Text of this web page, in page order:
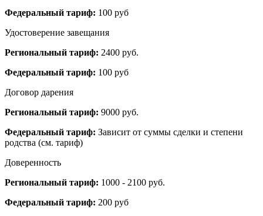
Федеральный тариф: 100 руб
Удостоверение завещания
Региональный тариф: 2400 руб.
Федеральный тариф: 100 руб
Договор дарения
Региональный тариф: 9000 руб.
Федеральный тариф: Зависит от суммы сделки и степени
родства (см. тариф)
Доверенность
Региональный тариф: 1000 - 2100 руб.
Федеральный тариф: 200 руб